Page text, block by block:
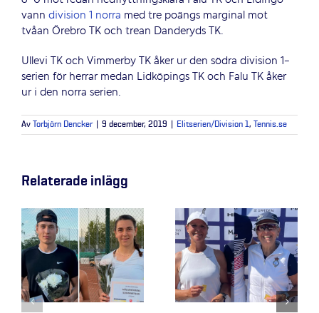
vann division 1 norra med tre poängs marginal mot
tvåan Örebro TK och trean Danderyds TK.
Ullevi TK och Vimmerby TK åker ur den södra division 1-
serien för herrar medan Lidköpings TK och Falu TK åker
ur i den norra serien.
Av Torbjörn Dencker 9 december, 2019 Elitserien/Division 1, Tennis.se
Relaterade inlägg